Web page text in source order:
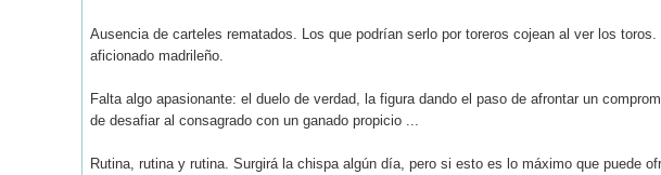
Ausencia de carteles rematados. Los que podrían serlo por toreros cojean al ver los
aficionado madrileño.
Falta algo apasionante: el duelo de verdad, la figura dando el paso de afrontar un
de desafiar al consagrado con un ganado propicio ...
Rutina, rutina y rutina. Surgirá la chispa algún día, pero si esto es lo máximo que puede